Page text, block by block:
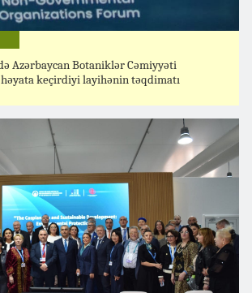
Azərbaycan Botaniklər Cəmiyyəti
keçirdiyi layihənin təqdimatı